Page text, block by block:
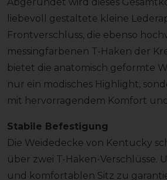
liebevoll gestaltete kleine
Frontverschluss, die ebenso
messingfarbenen T-Haken der
bietet die anatomisch geformte
nur ein modisches Highlight,
mit hervorragendem Komfort
Stabile Befestigung
Die Weidedecke von Kentucky
über zwei T-Haken-Verschlüsse.
und komfortablen Sitz zu